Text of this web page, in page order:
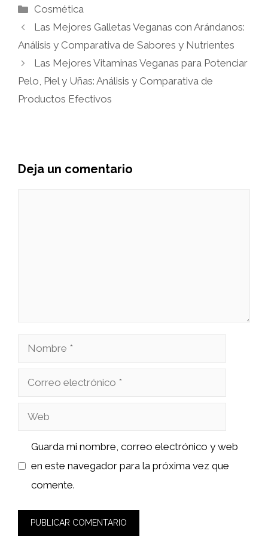
Categorías
Cosmética
Las Mejores Galletas Veganas con Arándanos:
Análisis y Comparativa de Sabores y Nutrientes
Las Mejores Vitaminas Veganas para Potenciar
Pelo, Piel y Uñas: Análisis y Comparativa de
Productos Efectivos
Deja un comentario
Nombre
Correo
Web
Guarda mi nombre, correo electrónico y web
en este navegador para la próxima vez que
comente.